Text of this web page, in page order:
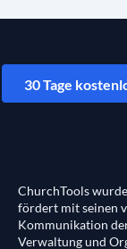
30 Tage
ChurchTools
fördert mit seinen
Kommunikation
Verwaltung und